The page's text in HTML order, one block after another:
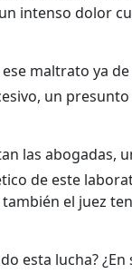
intenso dolor
maltrato ya
un
las abogadas,
de este
el juez
esta lucha?